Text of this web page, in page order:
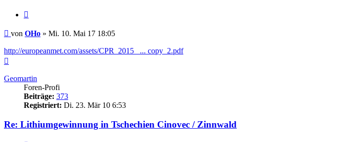
Beitrag
von OHo » Mi. 10. Mai 17 18:05
http://europeanmet.com/assets/CPR_2015_ ... copy_2.pdf
Geomartin
Foren-Profi
Beiträge: 373
Registriert: Di. 23. Mär 10 6:53
Re: Lithiumgewinnung in Tschechien Cinovec / Zinnwald